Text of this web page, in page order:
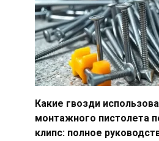
Какие гвозди
монтажного пистолета
клипс: полное